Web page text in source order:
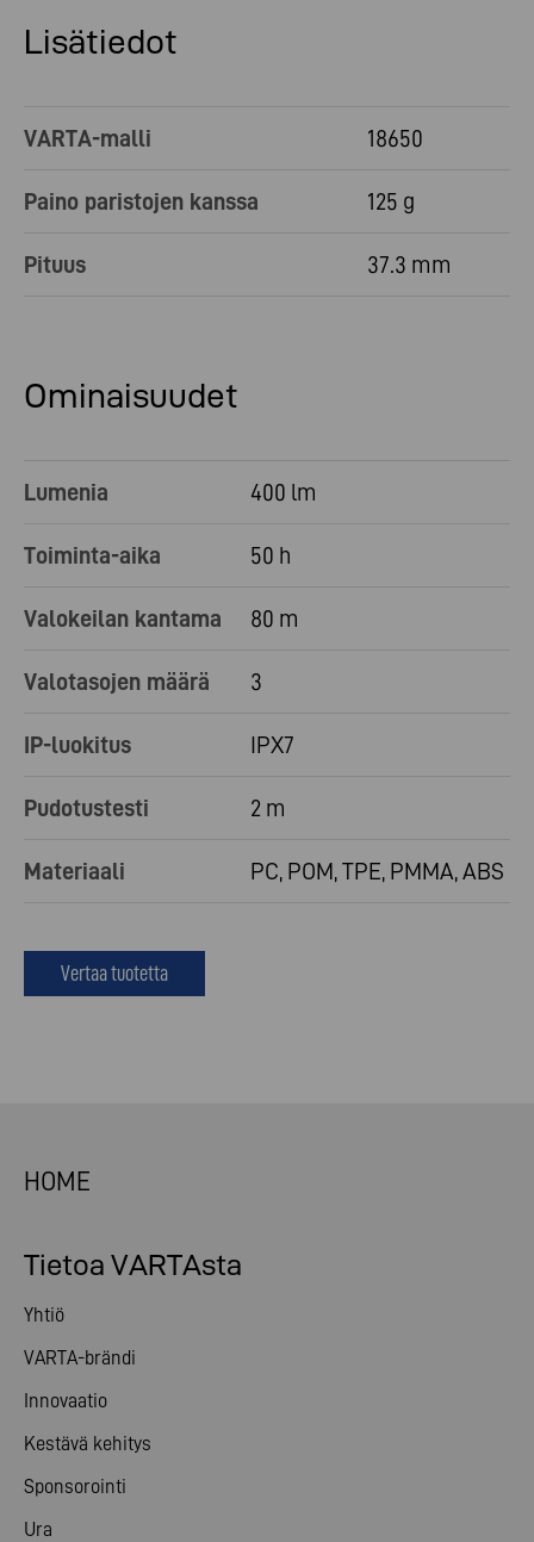
Lisätiedot
VARTA-malli 18650
Paino paristojen kanssa 125 g
Pituus 37.3 mm
Ominaisuudet
Lumenia 400 lm
Toiminta-aika 50 h
Valokeilan kantama 80 m
Valotasojen määrä 3
IP-luokitus IPX7
Pudotustesti 2 m
Materiaali PC, POM, TPE, PMMA, ABS
Vertaa tuotetta
HOME
Tietoa VARTAsta
Yhtiö
VARTA-brändi
Innovaatio
Kestävä kehitys
Sponsorointi
Ura